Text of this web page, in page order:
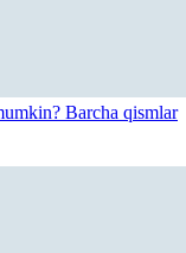
Barcha qismlar